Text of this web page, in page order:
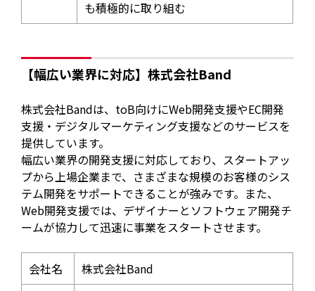
も積極的に取り組む
【幅広い業界に対応】株式会社Band
株式会社Bandは、toB向けにWeb開発支援やEC開発
支援・デジタルマーケティング支援などのサービスを
提供しています。
幅広い業界の開発支援に対応しており、スタートアッ
プから上場企業まで、さまざまな規模のお客様のシス
テム開発をサポートできることが強みです。また、
Web開発支援では、デザイナーとソフトウェア開発チ
ームが協力して迅速に事業をスタートさせます。
会社名
株式会社Band